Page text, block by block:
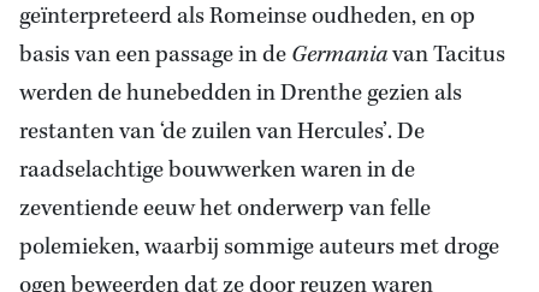
geïnterpreteerd als Romeinse oudheden, en op
basis van een passage in deGermaniavan Tacitus
werden de hunebedden in Drenthe gezien als
restanten van ‘de zuilen van Hercules’. De
raadselachtige bouwwerken waren in de
zeventiende eeuw het onderwerp van felle
polemieken, waarbij sommige auteurs met droge